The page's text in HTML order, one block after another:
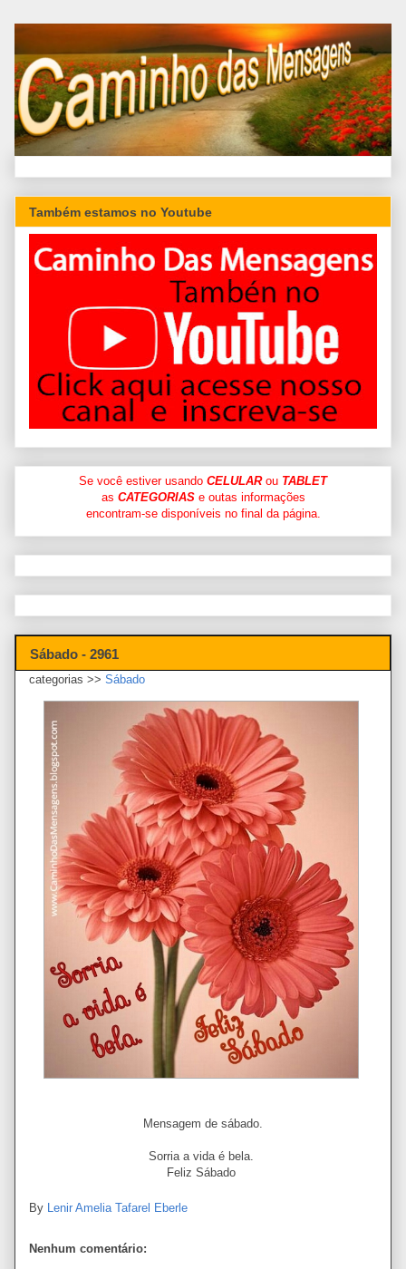
Também estamos no Youtube
Se você estiver usando CELULARou TABLET
as CATEGORIASe outas informações
encontram-se disponíveis no final da página.
Sábado - 2961
categorias >> Sábado
Mensagem de sábado.
Sorria a vida é bela.
Feliz Sábado
By Lenir Amelia Tafarel Eberle
Nenhum comentário: